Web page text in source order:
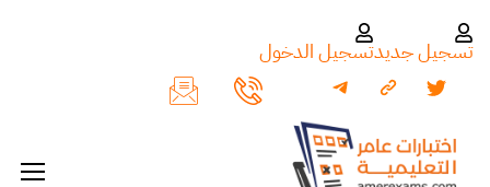
تسجيل جديدتسجيل الدخول